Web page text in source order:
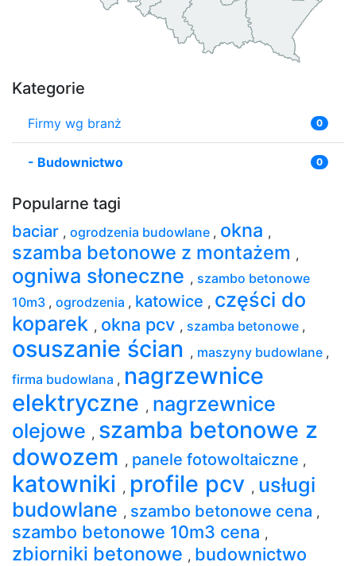
Kategorie
Firmy wg branż 0
- Budownictwo 0
Popularne tagi
baciar , ogrodzenia budowlane , okna ,
szamba betonowe z montażem ,
ogniwa słoneczne , szambo betonowe
10m3 , ogrodzenia , katowice , części do
koparek , okna pcv , szamba betonowe ,
osuszanie ścian , maszyny budowlane ,
firma budowlana , nagrzewnice
elektryczne , nagrzewnice
olejowe , szamba betonowe z
dowozem , panele fotowoltaiczne ,
katowniki , profile pcv , usługi
budowlane , szambo betonowe cena ,
szambo betonowe 10m3 cena ,
zbiorniki betonowe , budownictwo